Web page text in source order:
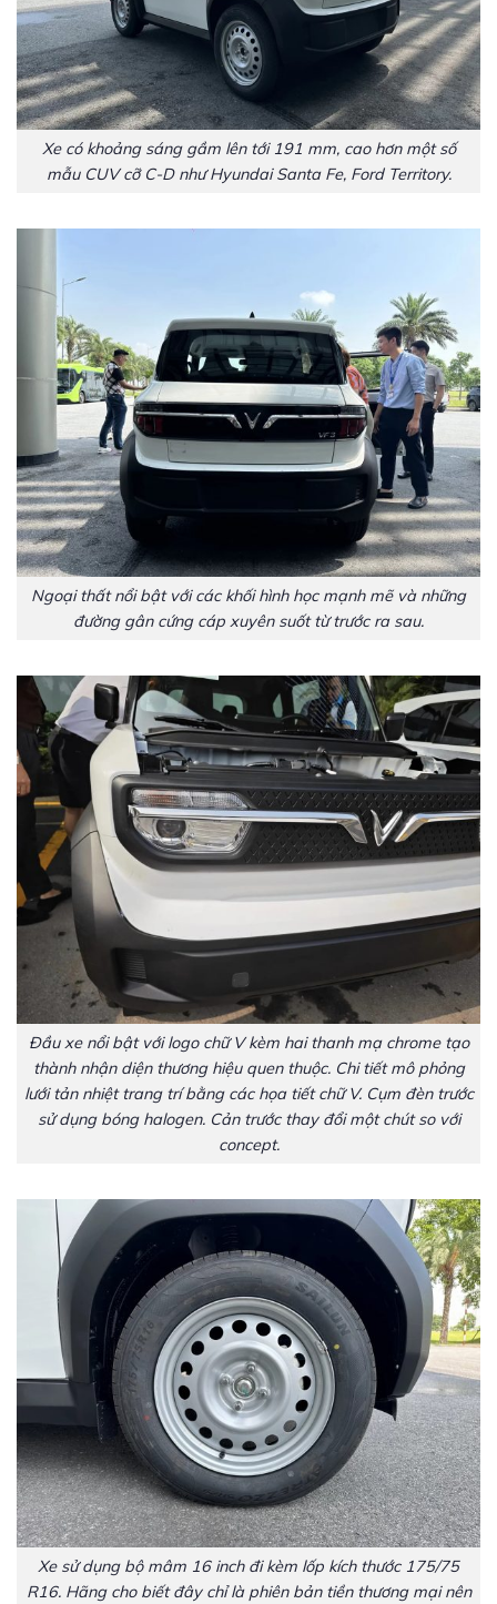
Xe có khoảng sáng gầm lên tới 191 mm, cao hơn một số
mẫu CUV cỡ C-D như Hyundai Santa Fe, Ford Territory.
Ngoại thất nổi bật với các khối hình học mạnh mẽ và những
đường gân cứng cáp xuyên suốt từ trước ra sau.
Đầu xe nổi bật với logo chữ V kèm hai thanh mạ chrome tạo
thành nhận diện thương hiệu quen thuộc. Chi tiết mô phỏng
lưới tản nhiệt trang trí bằng các họa tiết chữ V. Cụm đèn trước
sử dụng bóng halogen. Cản trước thay đổi một chút so với
concept.
Xe sử dụng bộ mâm 16 inch đi kèm lốp kích thước 175/75
R16. Hãng cho biết đây chỉ là phiên bản tiền thương mại nên